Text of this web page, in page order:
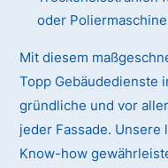
oder
Mit diesem
Topp Gebäudedienste
gründliche und vor
jeder Fassade.
Know-how